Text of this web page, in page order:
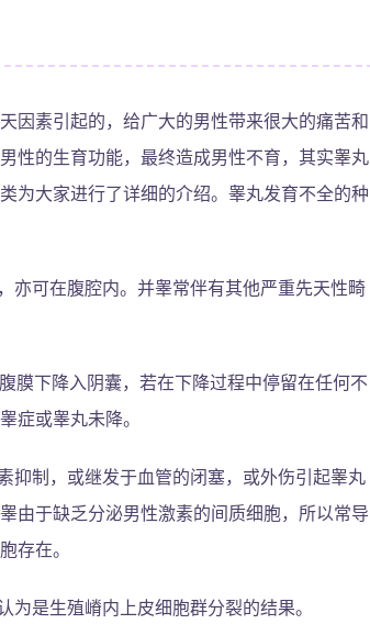
因素引起的，给广大的男性带来很大的痛苦和
性的生育功能，最终造成男性不育，其实睾丸
为大家进行了详细的介绍。睾丸发育不全的种
亦可在腹腔内。并睾常伴有其他严重先天性畸
膜下降入阴囊，若在下降过程中停留在任何不
症或睾丸未降。
抑制，或继发于血管的闭塞，或外伤引起睾丸
由于缺乏分泌男性激素的间质细胞，所以常导
存在。
是生殖嵴内上皮细胞群分裂的结果。